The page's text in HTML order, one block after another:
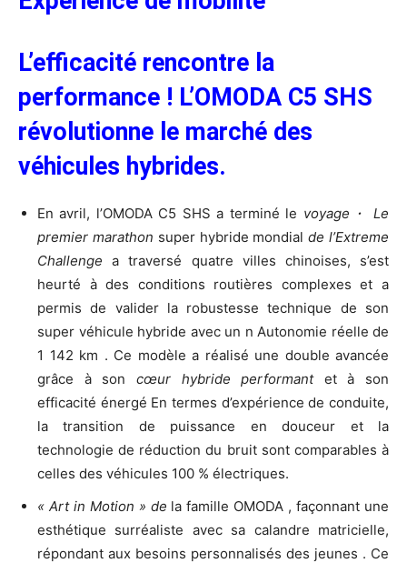
L’efficacité rencontre la
performance ! L’OMODA C5 SHS
révolutionne le marché des
véhicules hybrides.
En avril, l’OMODA C5 SHS a terminé le voyage ・
Le
premier marathon super hybride mondialde l’Extreme
Challengea traversé quatre villes chinoises, s’est
heurté à des conditions routières complexes et a
permis de valider la robustesse technique de son
super véhicule hybride avec un n Autonomie réelle de
1 142 km . Ce modèle a réalisé une double avancée
grâce à son cœur hybride performant et à son
efficacité énergé En termes d’expérience de conduite,
la transition de puissance en douceur et la
technologie de réduction du bruit sont comparables à
celles des véhicules 100 % électriques.
« Art in Motion » de la famille OMODA , façonnant une
esthétique surréaliste avec sa calandre matricielle,
répondant aux besoins personnalisés des jeunes . Ce